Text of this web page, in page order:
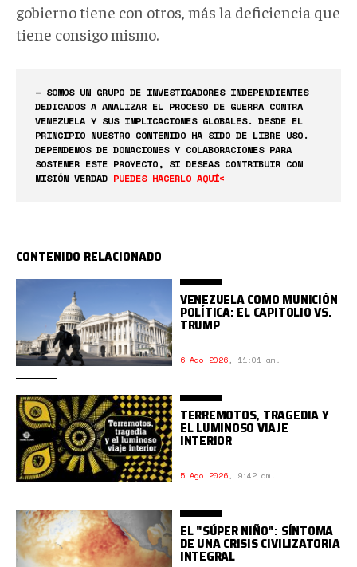
gobierno tiene con otros, más la deficiencia que
tiene consigo mismo.
— SOMOS UN GRUPO DE INVESTIGADORES INDEPENDIENTES
DEDICADOS A ANALIZAR EL PROCESO DE GUERRA CONTRA
VENEZUELA Y SUS IMPLICACIONES GLOBALES. DESDE EL
PRINCIPIO NUESTRO CONTENIDO HA SIDO DE LIBRE USO.
DEPENDEMOS DE DONACIONES Y COLABORACIONES PARA
SOSTENER ESTE PROYECTO, SI DESEAS CONTRIBUIR CON
MISIÓN VERDAD PUEDES HACERLO AQUÍ<
CONTENIDO RELACIONADO
VENEZUELA COMO MUNICIÓN
POLÍTICA: EL CAPITOLIO VS.
TRUMP
6 Ago 2026, 11:01 am.
TERREMOTOS, TRAGEDIA Y
EL LUMINOSO VIAJE
INTERIOR
5 Ago 2026, 9:42 am.
EL "SÚPER NIÑO": SÍNTOMA
DE UNA CRISIS CIVILIZATORIA
INTEGRAL